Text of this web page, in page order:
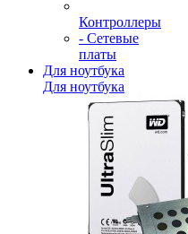
Контроллеры
- Сетевые
платы
Для ноутбука
Для ноутбука